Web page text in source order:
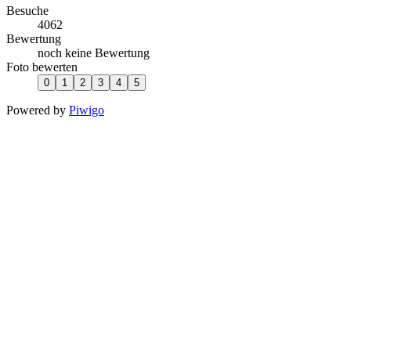
Besuche
4062
Bewertung
noch keine Bewertung
Foto bewerten
Powered by Piwigo